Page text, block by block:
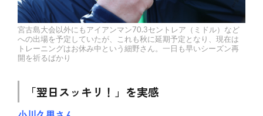
宮古島大会以外にもアイアンマン70.3セントレア（ミドル）など
への出場を予定していたが、これも秋に延期予定となり、現在は
トレーニングはお休み中という細野さん。一日も早いシーズン再
開を祈るばかり
「翌日スッキリ！」を実感